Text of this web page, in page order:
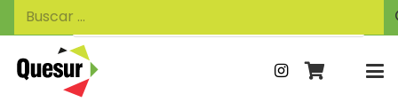
de
productos
Buscar: